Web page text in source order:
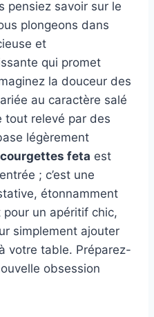
pensiez savoir sur le
plongeons dans
et
qui promet
la douceur des
au caractère salé
tout relevé par des
légèrement
feta est
; c’est une
étonnamment
un apéritif chic,
simplement ajouter
votre table. Préparez-
obsession